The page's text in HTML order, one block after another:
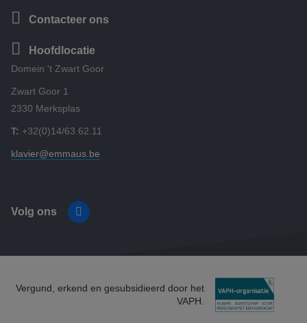
Contacteer ons
Hoofdlocatie
Domein 't Zwart Goor
Zwart Goor 1
2330 Merksplas
T: +32(0)14/63.62.11
klavier@emmaus.be
Volg ons Facebook
Vergund, erkend en gesubsidieerd door het
VAPH.